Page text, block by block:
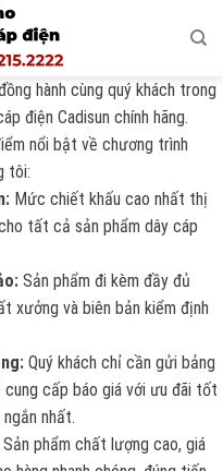
hành cùng quý khách trong
điện Cadisun chính hãng.
nổi bật về chương trình
tôi:
Mức chiết khấu cao nhất thị
tất cả sản phẩm dây cáp
Sản phẩm đi kèm đầy đủ
xưởng và biên bản kiểm định
Quý khách chỉ cần gửi bảng
cấp báo giá với ưu đãi tốt
nhất.
Sản phẩm chất lượng cao, giá